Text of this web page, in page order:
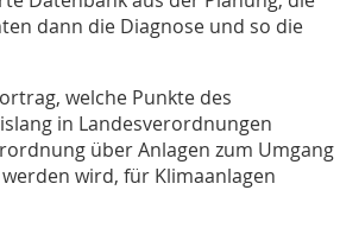
dann die Diagnose und so die
welche Punkte des
in Landesverordnungen
über Anlagen zum Umgang
wird, für Klimaanlagen